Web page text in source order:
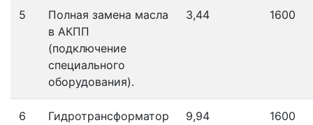
5
Полная замена масла
в АКПП
(подключение
специального
оборудования).
3,44 1600
6
Гидротрансформатор
9,94 1600